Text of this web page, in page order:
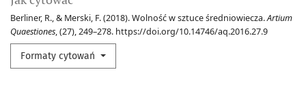
Berliner, R., & Merski, F. (2018). Wolność w sztuce średniowiecza.Artium
Quaestiones, (27), 249–278. https://doi.org/10.14746/aq.2016.27.9
Formaty cytowań